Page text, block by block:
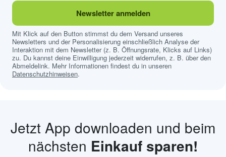
Newsletter anmelden
Mit Klick auf den Button stimmst du dem Versand unseres
Newsletters und der Personalisierung einschließlich Analyse der
Interaktion mit dem Newsletter (z. B. Öffnungsrate, Klicks auf Links)
zu. Du kannst deine Einwilligung jederzeit widerrufen, z. B. über den
Abmeldelink. Mehr Informationen findest du in unseren
Datenschutzhinweisen.
Jetzt App downloaden und beim
nächsten Einkauf sparen!